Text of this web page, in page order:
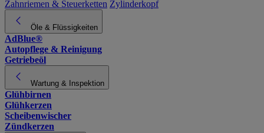
Zahnriemen & Steuerketten Zylinderkopf
Öle & Flüssigkeiten
AdBlue®
Autopflege & Reinigung
Getriebeöl
Wartung & Inspektion
Glühbirnen
Glühkerzen
Scheibenwischer
Zündkerzen